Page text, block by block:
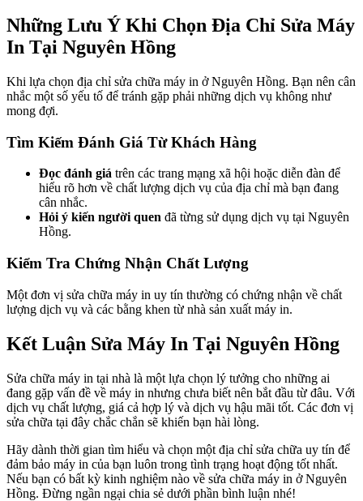
Những Lưu Ý Khi Chọn Địa Chỉ Sửa Máy
In Tại Nguyên Hồng
Khi lựa chọn địa chỉ sửa chữa máy in ở Nguyên Hồng. Bạn nên cân
nhắc một số yếu tố để tránh gặp phải những dịch vụ không như
mong đợi.
Tìm Kiếm Đánh Giá Từ Khách Hàng
Đọc đánh giá trên các trang mạng xã hội hoặc diễn đàn để
hiểu rõ hơn về chất lượng dịch vụ của địa chỉ mà bạn đang
cân nhắc.
Hỏi ý kiến người quen đã từng sử dụng dịch vụ tại Nguyên
Hồng.
Kiểm Tra Chứng Nhận Chất Lượng
Một đơn vị sửa chữa máy in uy tín thường có chứng nhận về chất
lượng dịch vụ và các bằng khen từ nhà sản xuất máy in.
Kết Luận Sửa Máy In Tại Nguyên Hồng
Sửa chữa máy in tại nhà là một lựa chọn lý tưởng cho những ai
đang gặp vấn đề về máy in nhưng chưa biết nên bắt đầu từ đâu. Với
dịch vụ chất lượng, giá cả hợp lý và dịch vụ hậu mãi tốt. Các đơn vị
sửa chữa tại đây chắc chắn sẽ khiến bạn hài lòng.
Hãy dành thời gian tìm hiểu và chọn một địa chỉ sửa chữa uy tín để
đảm bảo máy in của bạn luôn trong tình trạng hoạt động tốt nhất.
Nếu bạn có bất kỳ kinh nghiệm nào về sửa chữa máy in ở Nguyên
Hồng. Đừng ngần ngại chia sẻ dưới phần bình luận nhé!